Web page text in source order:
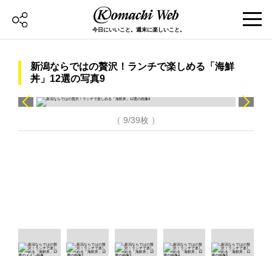
今日にいいこと。週末に楽しいこと。
新潟ならではの贅沢！ランチで楽しめる「海鮮
丼」12選の写真9
（ 9/39枚 ）